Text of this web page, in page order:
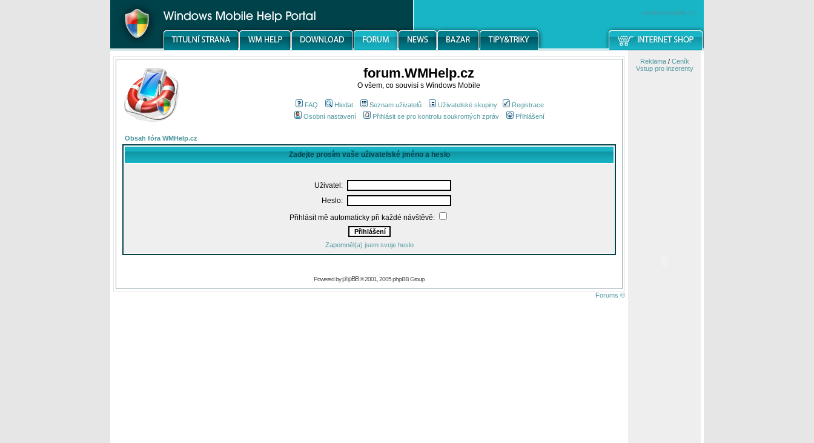
windowsmobile.cz
forum.WMHelp.cz
O všem, co souvisí s Windows Mobile
FAQ Hledat Seznam uživatelů Uživatelské skupiny
Registrace
Osobní nastavení
Přihlásit se pro kontrolu soukromých zpráv Přihlášení
Obsah fóra WMHelp.cz
Zadejte prosím vaše uživatelské jméno a heslo
Uživatel:
Heslo:
Přihlásit mě automaticky při každé návštěvě:
Zapomněl(a) jsem svoje heslo
Powered byphpBB© 2001, 2005 phpBB Group
Forums ©
Reklama/ Ceník
Vstup pro inzerenty